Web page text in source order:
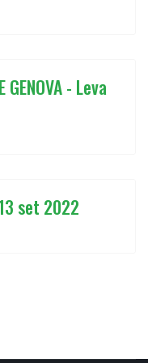
GENOVA - Leva
set 2022